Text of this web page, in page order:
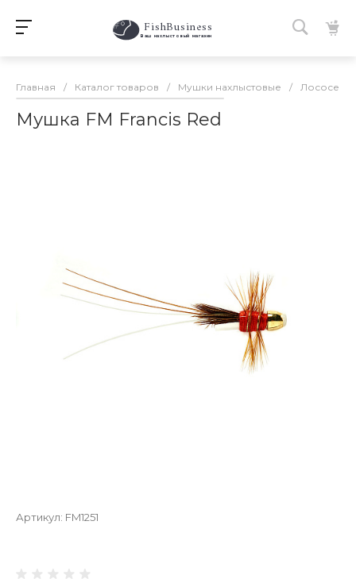
FishBusiness
Ваш нахлыстовый магазин
Главная / Каталог товаров / Мушки нахлыстовые /
Мушка FM Francis Red
Артикул: FM1251